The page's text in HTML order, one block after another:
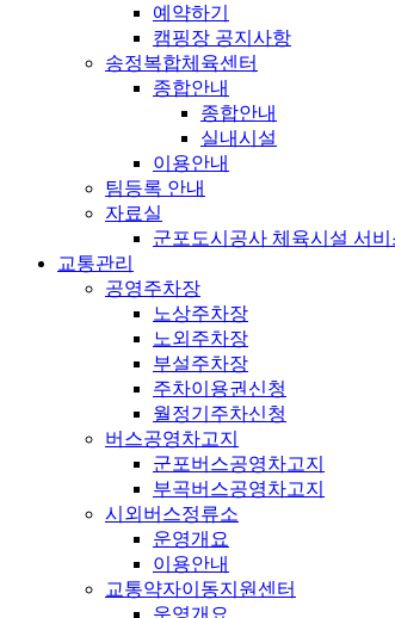
예약하기
캠핑장 공지사항
송정복합체육센터
종합안내
종합안내
실내시설
이용안내
팀등록 안내
자료실
군포도시공사 체육시설 서
교통관리
공영주차장
노상주차장
노외주차장
부설주차장
주차이용권신청
월정기주차신청
버스공영차고지
군포버스공영차고지
부곡버스공영차고지
시외버스정류소
운영개요
이용안내
교통약자이동지원센터
운영개요